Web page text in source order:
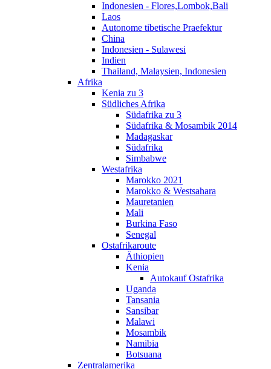
Indonesien - Flores,Lombok,Bali
Laos
Autonome tibetische Praefektur
China
Indonesien - Sulawesi
Indien
Thailand, Malaysien, Indonesien
Afrika
Kenia zu 3
Südliches Afrika
Südafrika zu 3
Südafrika & Mosambik 2014
Madagaskar
Südafrika
Simbabwe
Westafrika
Marokko 2021
Marokko & Westsahara
Mauretanien
Mali
Burkina Faso
Senegal
Ostafrikaroute
Äthiopien
Kenia
Autokauf Ostafrika
Uganda
Tansania
Sansibar
Malawi
Mosambik
Namibia
Botsuana
Zentralamerika